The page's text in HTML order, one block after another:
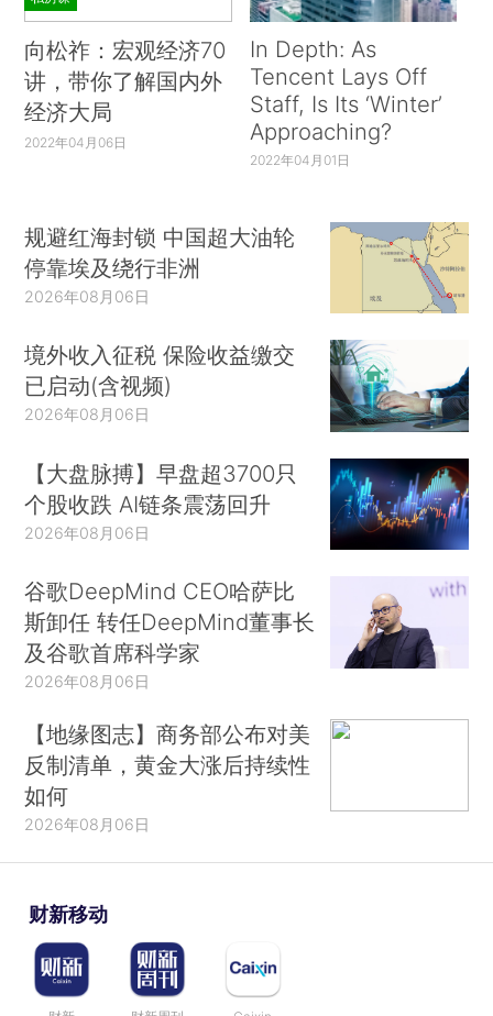
向松祚：宏观经济70
讲，带你了解国内外
经济大局
2022年04月06日
In Depth: As
Tencent Lays Off
Staff, Is Its ‘Winter’
Approaching?
2022年04月01日
规避红海封锁 中国超大油轮
停靠埃及绕行非洲
2026年08月06日
境外收入征税 保险收益缴交
已启动(含视频)
2026年08月06日
【大盘脉搏】早盘超3700只
个股收跌 AI链条震荡回升
2026年08月06日
谷歌DeepMind CEO哈萨比
斯卸任 转任DeepMind董事长
及谷歌首席科学家
2026年08月06日
【地缘图志】商务部公布对美
反制清单，黄金大涨后持续性
如何
2026年08月06日
财新移动